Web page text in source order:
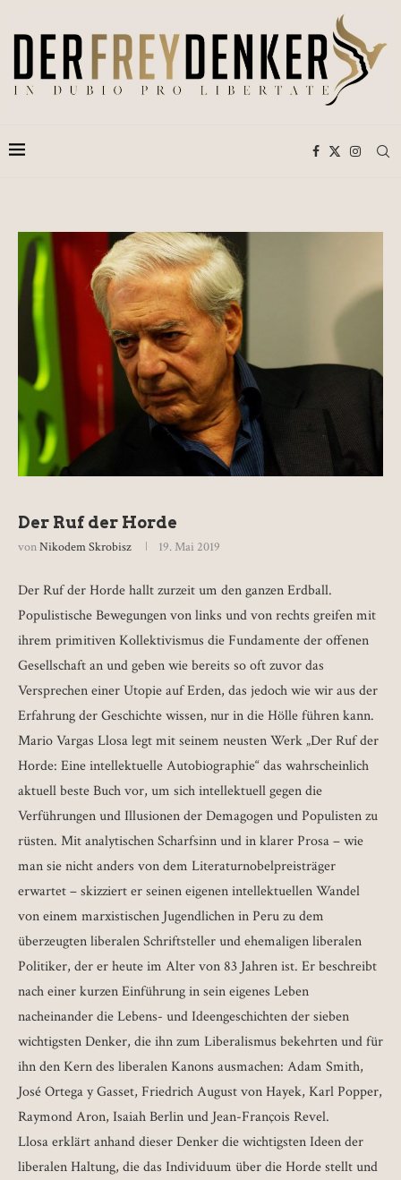
Der Ruf der Horde
vonNikodem Skrobisz 19. Mai 2019
Der Ruf der Horde hallt zurzeit um den ganzen Erdball.
Populistische Bewegungen von links und von rechts greifen mit
ihrem primitiven Kollektivismus die Fundamente der offenen
Gesellschaft an und geben wie bereits so oft zuvor das
Versprechen einer Utopie auf Erden, das jedoch wie wir aus der
Erfahrung der Geschichte wissen, nur in die Hölle führen kann.
Mario Vargas Llosa legt mit seinem neusten Werk „Der Ruf der
Horde: Eine intellektuelle Autobiographie“ das wahrscheinlich
aktuell beste Buch vor, um sich intellektuell gegen die
Verführungen und Illusionen der Demagogen und Populisten zu
rüsten. Mit analytischen Scharfsinn und in klarer Prosa – wie
man sie nicht anders von dem Literaturnobelpreisträger
erwartet – skizziert er seinen eigenen intellektuellen Wandel
von einem marxistischen Jugendlichen in Peru zu dem
überzeugten liberalen Schriftsteller und ehemaligen liberalen
Politiker, der er heute im Alter von 83 Jahren ist. Er beschreibt
nach einer kurzen Einführung in sein eigenes Leben
nacheinander die Lebens- und Ideengeschichten der sieben
wichtigsten Denker, die ihn zum Liberalismus bekehrten und für
ihn den Kern des liberalen Kanons ausmachen: Adam Smith,
José Ortega y Gasset, Friedrich August von Hayek, Karl Popper,
Raymond Aron, Isaiah Berlin und Jean-François Revel.
Llosa erklärt anhand dieser Denker die wichtigsten Ideen der
liberalen Haltung, die das Individuum über die Horde stellt und